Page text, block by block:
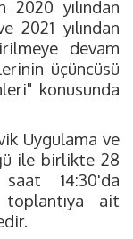
2020 yılından
2021 yılından
devam
üçüncüsü
konusunda
Uygulama ve
ile birlikte 28
14:30'da
ait